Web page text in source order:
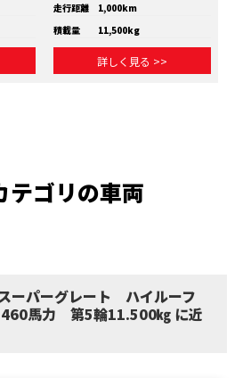
走行距離
1,000km
積載量
11,500kg
詳しく見る >>
テゴリの車両
ーパーグレート ハイルーフ
馬力 第5輪11.500㎏ に近